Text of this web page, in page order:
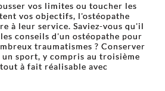
vos limites ou toucher les
vos objectifs, l'ostéopathe
à leur service. Saviez-vous qu'il
conseils d'un ostéopathe pour
traumatismes ? Conserver
sport, y compris au troisième
tout à fait réalisable avec